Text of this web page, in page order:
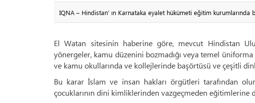
IQNA – Hindistan’ ın Karnataka eyalet hükümeti eğitim kurumlarında
El Watan sitesinin haberine göre, mevcut Hindistan
yönergeler, kamu düzenini bozmadığı veya temel
ve kamu okullarında ve kollejlerinde başörtüsü ve çeşitli
Bu karar İslam ve insan hakları örgütleri tarafından
çocuklarının dini kimliklerinden vazgeçmeden